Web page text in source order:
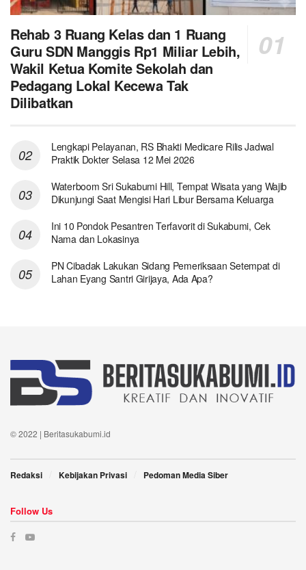
Rehab 3 Ruang Kelas dan 1 Ruang
Guru SDN Manggis Rp1 Miliar Lebih,
Wakil Ketua Komite Sekolah dan
Pedagang Lokal Kecewa Tak
Dilibatkan
Lengkapi Pelayanan, RS Bhakti Medicare Rilis Jadwal
Praktik Dokter Selasa 12 Mei 2026
Waterboom Sri Sukabumi Hill, Tempat Wisata yang Wajib
Dikunjungi Saat Mengisi Hari Libur Bersama Keluarga
Ini 10 Pondok Pesantren Terfavorit di Sukabumi, Cek
Nama dan Lokasinya
PN Cibadak Lakukan Sidang Pemeriksaan Setempat di
Lahan Eyang Santri Girijaya, Ada Apa?
© 2022 | Beritasukabumi.id
Redaksi Kebijakan Privasi Pedoman Media Siber
Follow Us